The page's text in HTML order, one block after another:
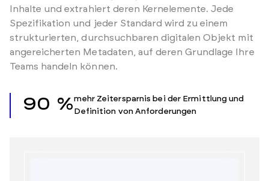
Inhalte und extrahiert deren Kernelemente. Jede
Spezifikation und jeder Standard wird zu einem
strukturierten, durchsuchbaren digitalen Objekt mit
angereicherten Metadaten, auf deren Grundlage Ihre
Teams handeln können.
90 %mehr Zeitersparnis bei der Ermittlung und
Definition von Anforderungen